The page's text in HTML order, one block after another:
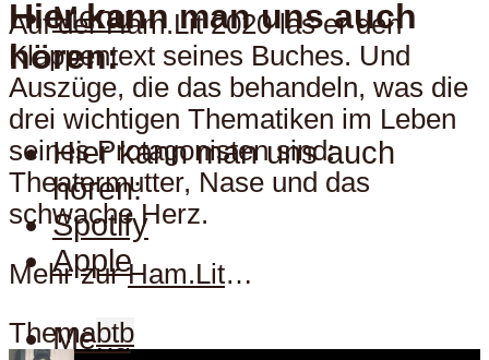
Menu
Hier kann man uns auch
hören:
Hier kann man uns auch
hören:
Spotify
Apple
Menu
Auf der Ham.Lit 2020 las er den
Klappentext seines Buches. Und
Auszüge, die das behandeln, was die
drei wichtigen Thematiken im Leben
seines Protagonisten sind:
Theatermutter, Nase und das
schwache Herz.
Mehr zurHam.Lit…
Themabtb